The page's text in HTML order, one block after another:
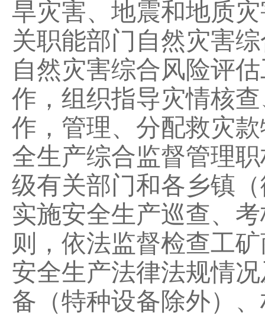
旱灾害、地震和地质
关职能部门自然灾害
自然灾害综合风险评
作，组织指导灾情核
作，管理、分配救灾
全生产综合监督管理
级有关部门和各乡镇
实施安全生产巡查、
则，依法监督检查工
安全生产法律法规情
备（特种设备除外）